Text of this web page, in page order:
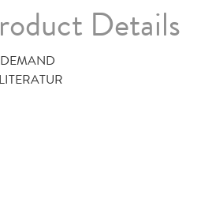
Details